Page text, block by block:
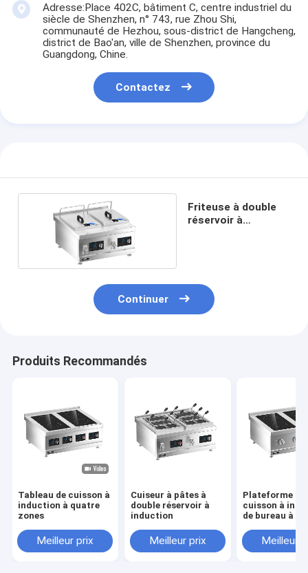
Adresse:Place 402C, bâtiment C, centre industriel du
siècle de Shenzhen, n° 743, rue Zhou Shi,
communauté de Hezhou, sous-district de Hangcheng,
district de Bao'an, ville de Shenzhen, province du
Guangdong, Chine.
Contactez
Friteuse à double
réservoir à
Continuer
Produits Recommandés
Tableau de cuisson à
induction à quatre
zones
Meilleur prix
Cuiseur à pâtes à
double réservoir à
induction
Meilleur prix
Plateforme de
cuisson à
de bureau à 4
Meilleur